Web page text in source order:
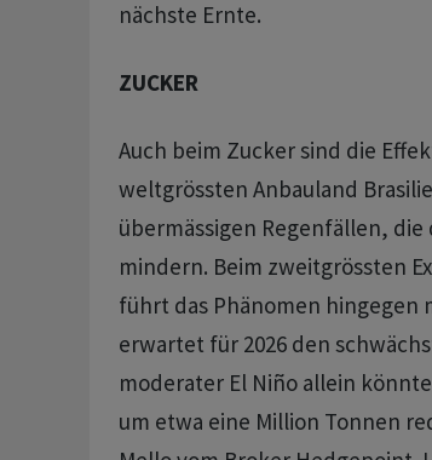
nächste Ernte.
ZUCKER
Auch beim Zucker sind die
weltgrössten Anbauland
übermässigen Regenfällen,
mindern. Beim zweitgrössten
führt das Phänomen hingegen
erwartet für 2026 den
moderater El Niño ​allein
um etwa eine Million Tonnen